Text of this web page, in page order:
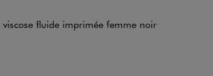
fluide imprimée femme noir